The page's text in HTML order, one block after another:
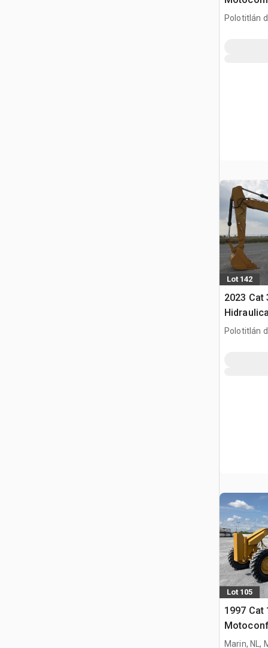
Polotitlán
Lot 142
2023 Cat
Polotitlán
Lot 105
1997 Cat
Marin, NL,